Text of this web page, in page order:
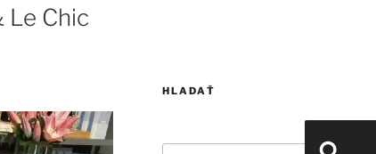
Le Chic
HLADAŤ